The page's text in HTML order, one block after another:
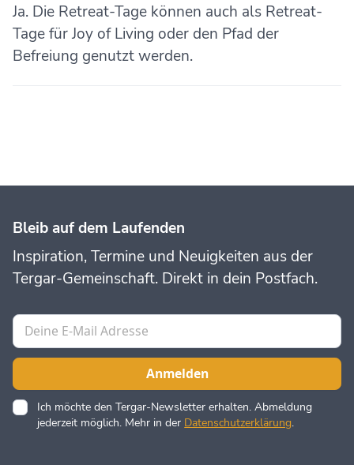
Ja. Die Retreat-Tage können auch als Retreat-
Tage für Joy of Living oder den Pfad der
Befreiung genutzt werden.
Bleib auf dem Laufenden
Inspiration, Termine und Neuigkeiten aus der
Tergar-Gemeinschaft. Direkt in dein Postfach.
Ich möchte den Tergar-Newsletter erhalten. Abmeldung
jederzeit möglich. Mehr in der Datenschutzerklärung.